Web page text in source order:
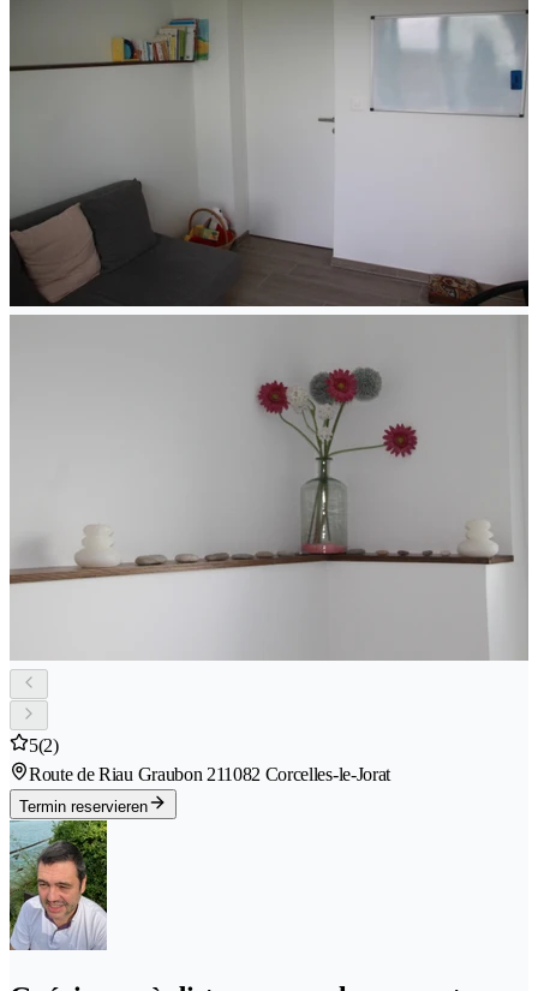
5(2)
Route de Riau Graubon 211082 Corcelles-le-Jorat
Termin reservieren